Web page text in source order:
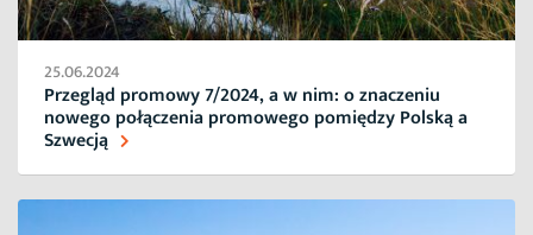
25.06.2024
Przegląd promowy 7/2024, a w nim: o znaczeniu
nowego połączenia promowego pomiędzy Polską a
Szwecją